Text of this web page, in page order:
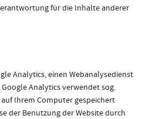
für die Inhalte anderer
Analytics, einen Webanalysedienst
Analytics verwendet sog.
auf Ihrem Computer gespeichert
der Benutzung der Website durch